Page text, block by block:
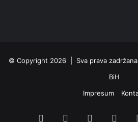
© Copyright 2026 | Sva prava
BiH
Impresum
Facebook Pinterest